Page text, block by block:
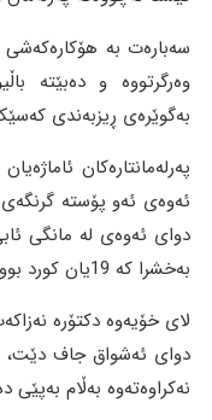
سەبارەت بە هۆکارەکەشی
وەرگرتووە و دەبێتە
بەگوێرەی ڕیزبەندی
پەرلەمانتارەکان
ئەوەی ئەو پۆستە
بەخشرا کە 19یان کورد بوون.
دوای ئەشواق جاف دێت،
نەکراوەتەوە بەڵام